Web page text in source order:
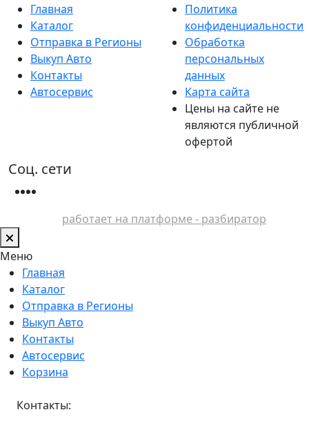
Главная
Каталог
Отправка в Регионы
Выкуп Авто
Контакты
Автосервис
Политика
конфиденциальности
Обработка
персональных
данных
Карта сайта
Цены на сайте не
являются публичной
офертой
Соц. сети
работает на платформе - разбиратор
Меню
Главная
Каталог
Отправка в Регионы
Выкуп Авто
Контакты
Автосервис
Корзина
Контакты: